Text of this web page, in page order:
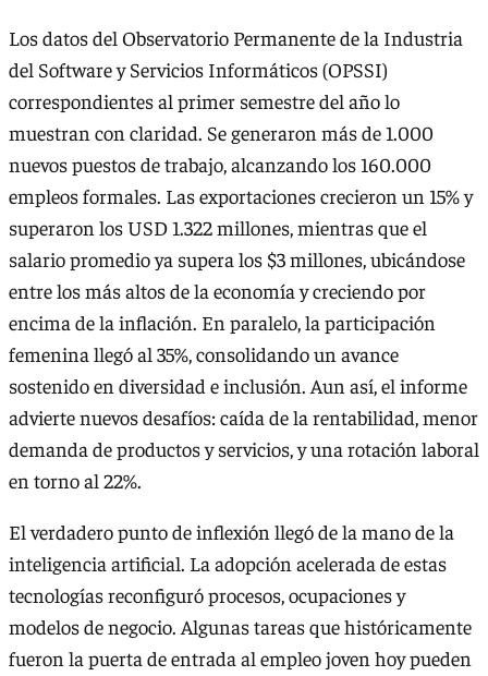
Los datos del Observatorio Permanente de la Industria
del Software y Servicios Informáticos (OPSSI)
correspondientes al primer semestre del año lo
muestran con claridad. Se generaron más de 1.000
nuevos puestos de trabajo, alcanzando los 160.000
empleos formales. Las exportaciones crecieron un 15% y
superaron los USD 1.322 millones, mientras que el
salario promedio ya supera los $3 millones, ubicándose
entre los más altos de la economía y creciendo por
encima de la inflación. En paralelo, la participación
femenina llegó al 35%, consolidando un avance
sostenido en diversidad e inclusión. Aun así, el informe
advierte nuevos desafíos: caída de la rentabilidad, menor
demanda de productos y servicios, y una rotación laboral
en torno al 22%.
El verdadero punto de inflexión llegó de la mano de la
inteligencia artificial. La adopción acelerada de estas
tecnologías reconfiguró procesos, ocupaciones y
modelos de negocio. Algunas tareas que históricamente
fueron la puerta de entrada al empleo joven hoy pueden